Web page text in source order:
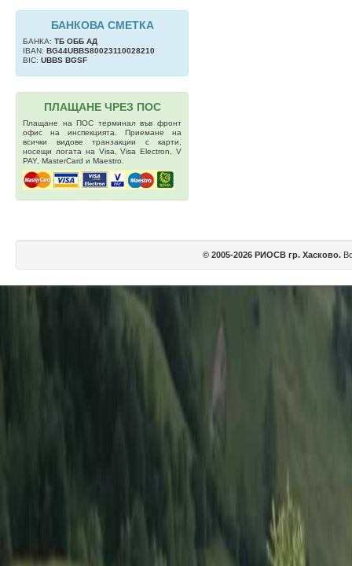
БАНКОВА СМЕТКА
БАНКА: ТБ OББ АД
IBAN: BG44UBBS80023110028210
BIC: UBBS BGSF
ПЛАЩАНЕ ЧРЕЗ ПОС
Плащане на ПОС терминал във фронт
офис на инспекцията. Приемане на
всички видове транзакции с карти,
носещи логата на Visa, Visa Electron, V
PAY, MasterCard и Maestro.
© 2005-2026 РИОСВ гр. Хасково.